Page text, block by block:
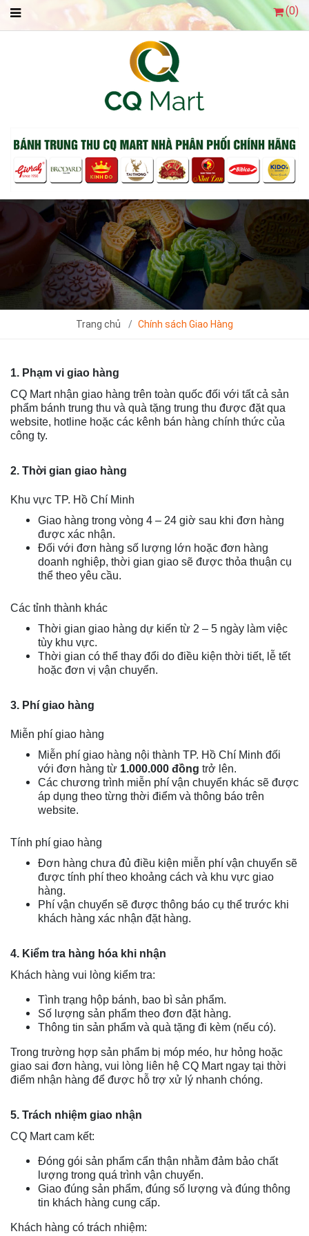
(0)
Trang chủ Chính sách Giao Hàng
1. Phạm vi giao hàng
CQ Mart nhận giao hàng trên toàn quốc đối với tất cả sản
phẩm bánh trung thu và quà tặng trung thu được đặt qua
website, hotline hoặc các kênh bán hàng chính thức của
công ty.
2. Thời gian giao hàng
Khu vực TP. Hồ Chí Minh
Giao hàng trong vòng 4 – 24 giờ sau khi đơn hàng
được xác nhận.
Đối với đơn hàng số lượng lớn hoặc đơn hàng
doanh nghiệp, thời gian giao sẽ được thỏa thuận cụ
thể theo yêu cầu.
Các tỉnh thành khác
Thời gian giao hàng dự kiến từ 2 – 5 ngày làm việc
tùy khu vực.
Thời gian có thể thay đổi do điều kiện thời tiết, lễ tết
hoặc đơn vị vận chuyển.
3. Phí giao hàng
Miễn phí giao hàng
Miễn phí giao hàng nội thành TP. Hồ Chí Minh đối
với đơn hàng từ 1.000.000 đồng trở lên.
Các chương trình miễn phí vận chuyển khác sẽ được
áp dụng theo từng thời điểm và thông báo trên
website.
Tính phí giao hàng
Đơn hàng chưa đủ điều kiện miễn phí vận chuyển sẽ
được tính phí theo khoảng cách và khu vực giao
hàng.
Phí vận chuyển sẽ được thông báo cụ thể trước khi
khách hàng xác nhận đặt hàng.
4. Kiểm tra hàng hóa khi nhận
Khách hàng vui lòng kiểm tra:
Tình trạng hộp bánh, bao bì sản phẩm.
Số lượng sản phẩm theo đơn đặt hàng.
Thông tin sản phẩm và quà tặng đi kèm (nếu có).
Trong trường hợp sản phẩm bị móp méo, hư hỏng hoặc
giao sai đơn hàng, vui lòng liên hệ CQ Mart ngay tại thời
điểm nhận hàng để được hỗ trợ xử lý nhanh chóng.
5. Trách nhiệm giao nhận
CQ Mart cam kết:
Đóng gói sản phẩm cẩn thận nhằm đảm bảo chất
lượng trong quá trình vận chuyển.
Giao đúng sản phẩm, đúng số lượng và đúng thông
tin khách hàng cung cấp.
Khách hàng có trách nhiệm: